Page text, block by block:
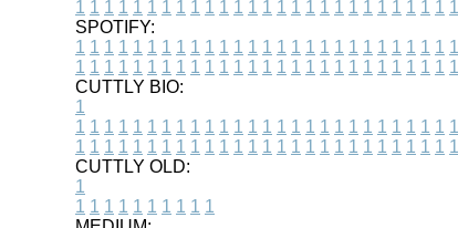
1 1 1 1 1 1 1 1 1 1 1 1 1 1 1 1 1 1 1 1 1 1 1 1 1 1 1
SPOTIFY:
1 1 1 1 1 1 1 1 1 1 1 1 1 1 1 1 1 1 1 1 1 1 1 1 1 1 1
1 1 1 1 1 1 1 1 1 1 1 1 1 1 1 1 1 1 1 1 1 1 1 1 1 1 1
CUTTLY BIO:
1
1 1 1 1 1 1 1 1 1 1 1 1 1 1 1 1 1 1 1 1 1 1 1 1 1 1 1
1 1 1 1 1 1 1 1 1 1 1 1 1 1 1 1 1 1 1 1 1 1 1 1 1 1 1
CUTTLY OLD:
1
1 1 1 1 1 1 1 1 1 1